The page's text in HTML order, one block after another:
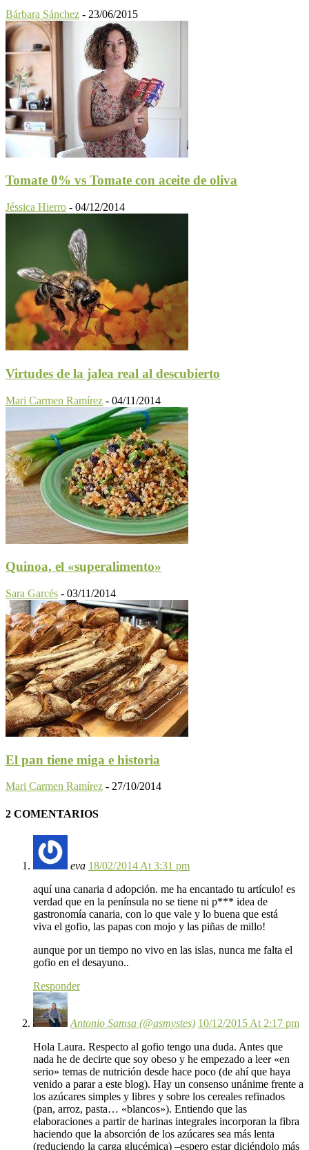
Bárbara Sánchez - 23/06/2015
Tomate 0% vs Tomate con aceite de oliva
Jéssica Hierro - 04/12/2014
Virtudes de la jalea real al descubierto
Mari Carmen Ramírez - 04/11/2014
Quinoa, el «superalimento»
Sara Garcés - 03/11/2014
El pan tiene miga e historia
Mari Carmen Ramírez - 27/10/2014
2 COMENTARIOS
eva 18/02/2014 At 3:31 pm
aquí una canaria d adopción. me ha encantado tu artículo! es
verdad que en la península no se tiene ni p*** idea de
gastronomía canaria, con lo que vale y lo buena que está
viva el gofio, las papas con mojo y las piñas de millo!
aunque por un tiempo no vivo en las islas, nunca me falta el
gofio en el desayuno..
Responder
Antonio Samsa (@asmystes) 10/12/2015 At 2:17 pm
Hola Laura. Respecto al gofio tengo una duda. Antes que
nada he de decirte que soy obeso y he empezado a leer «en
serio» temas de nutrición desde hace poco (de ahí que haya
venido a parar a este blog). Hay un consenso unánime frente a
los azúcares simples y libres y sobre los cereales refinados
(pan, arroz, pasta… «blancos»). Entiendo que las
elaboraciones a partir de harinas integrales incorporan la fibra
haciendo que la absorción de los azúcares sea más lenta
(reduciendo la carga glucémica) –espero estar diciéndolo más